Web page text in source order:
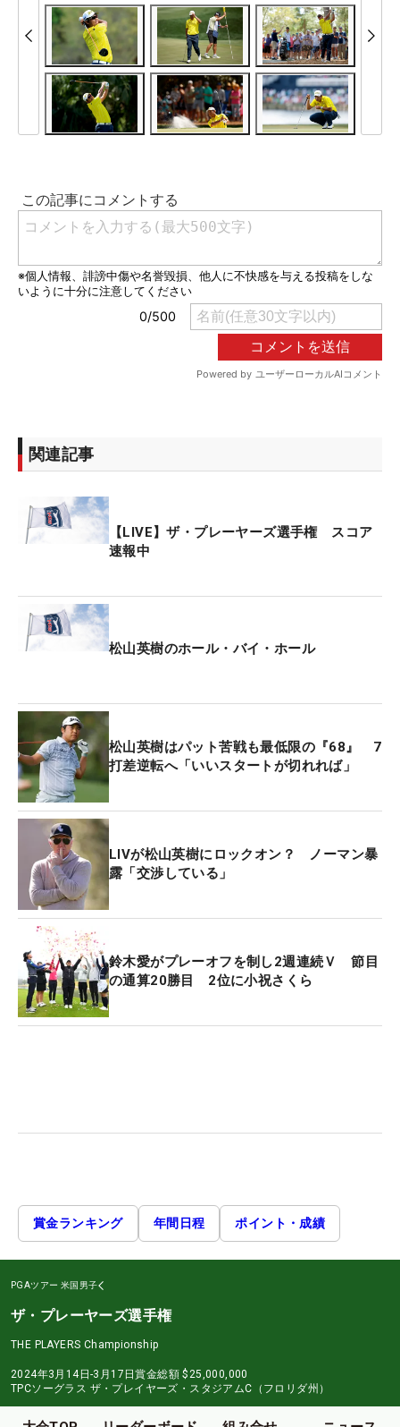
関連記事
【LIVE】ザ・プレーヤーズ選手権 スコア
速報中
松山英樹のホール・バイ・ホール
松山英樹はパット苦戦も最低限の『68』 7
打差逆転へ「いいスタートが切れれば」
LIVが松山英樹にロックオン？ ノーマン暴
露「交渉している」
鈴木愛がプレーオフを制し2週連続Ｖ 節目
の通算20勝目 2位に小祝さくら
賞金ランキング 年間日程 ポイント・成績
PGAツアー 米国男子
ザ・プレーヤーズ選手権
THE PLAYERS Championship
2024年3月14日-3月17日賞金総額 $25,000,000
TPCソーグラス ザ・プレイヤーズ・スタジアムC（フロリダ州）